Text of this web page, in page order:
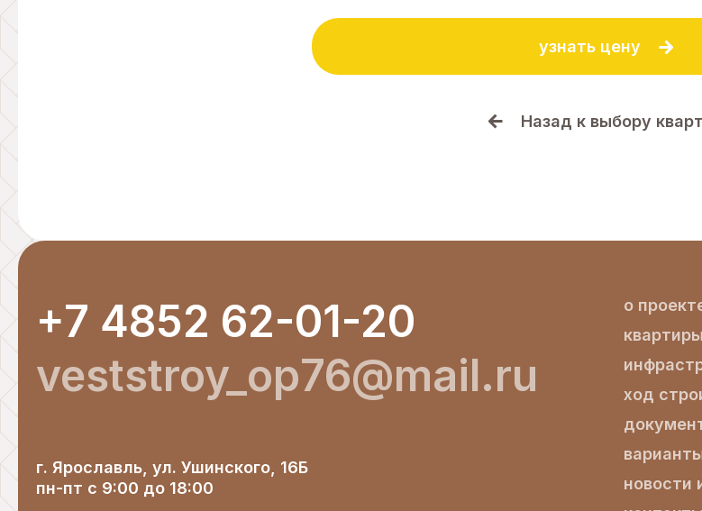
узнать цену
Назад к выбору
+7 4852 62-01-20
veststroy_op76@mail.ru
г. Ярославль, ул. Ушинского, 16Б
пн-пт с 9:00 до 18:00
о
квартиры
ход
новости